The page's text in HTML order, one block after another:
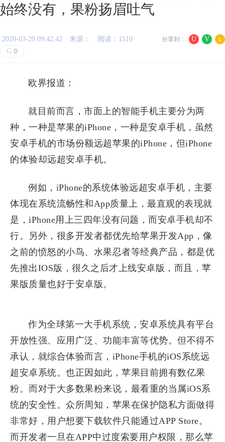
始终没有，果粉扬眉吐气
U V c
分享到：
2020-03-29 09:42:42 来源：
阅读：1510
G 0
欧界报道：
就目前而言，市面上的智能手机主要分为两
种，一种是苹果的iPhone，一种是安卓手机，虽然
安卓手机的市场份额远超苹果的iPhone，但iPhone
的体验却远超安卓手机。
例如，iPhone的系统体验远超安卓手机，主要
体现在系统流畅性和App质量上，最直观的表现就
是，iPhone用上三四年没有问题，而安卓手机却不
行。另外，很多开发者都优先给苹果开发App，像
之前的愤怒的小鸟、水果忍者等经典产品，都是优
先推出IOS版，很久之后才上线安卓版，而且，苹
果版质量也好于安卓版。
​作为全球第一大手机系统，安卓系统具有平台
开放性强、应用广泛、功能丰富等优势。但不得不
承认，就综合体验而言，iPhone手机的iOS系统远
超安卓系统。也正因如此，苹果目前拥有数亿果
粉。而对于大多数果粉来说，最看重的当属iOS系
统的安全性。众所周知，苹果在保护隐私方面做得
非常好，用户想要下载软件只能通过APP Store。
而开发者一旦在APP中过度索要用户权限，那么苹